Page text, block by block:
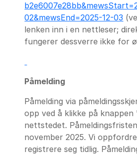
02&mewsEnd=2025-12-03
lenken inn i en nettleser;
fungerer dessverre ikke for
Påmelding
Påmelding via
opp ved å klikke på knappen
nettstedet.
november 2025. Vi
registrere seg tidlig.